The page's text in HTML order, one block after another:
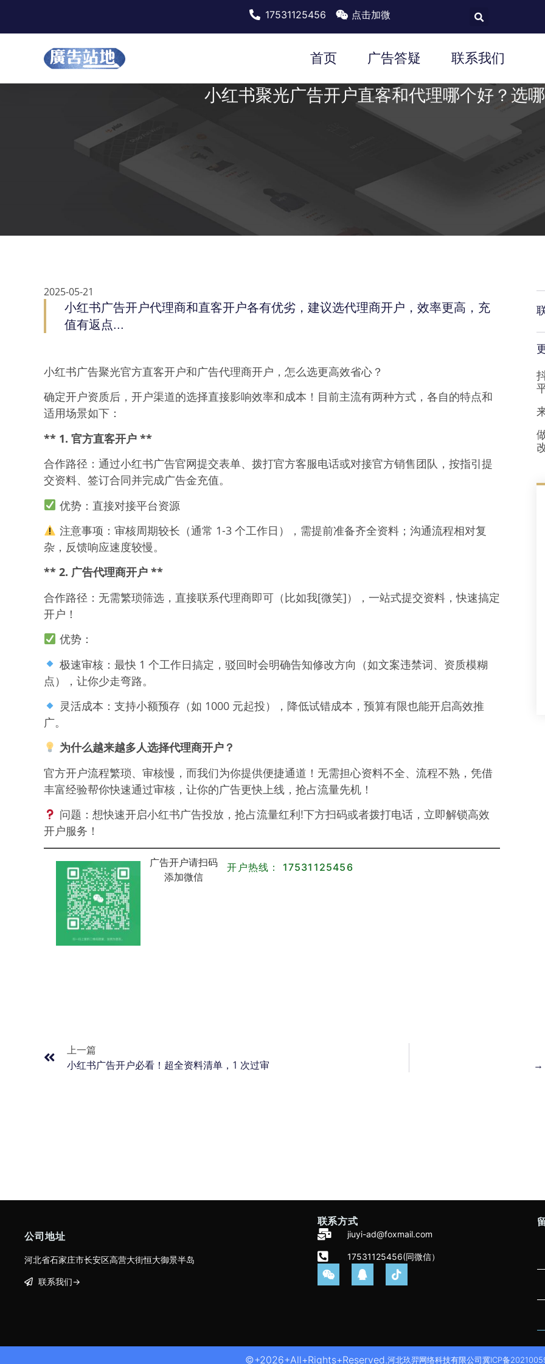
17531125456 点击加微
首页 广告答疑 联系我们
小红书聚光广告开户直客和代理哪个好？选
2025-05-21
小红书广告开户代理商和直客开户各有优劣，建议选代理商开户，效率更高，充
值有返点...
小红书广告聚光官方直客开户和广告代理商开户，怎么选更高效省心？
确定开户资质后，开户渠道的选择直接影响效率和成本！目前主流有两种方式，各自的特点和
适用场景如下：
** 1. 官方直客开户 **
合作路径：通过小红书广告官网提交表单、拨打官方客服电话或对接官方销售团队，按指引提
交资料、签订合同并完成广告金充值。
优势：直接对接平台资源
注意事项：审核周期较长（通常 1-3 个工作日），需提前准备齐全资料；沟通流程相对复
杂，反馈响应速度较慢。
** 2. 广告代理商开户 **
合作路径：无需繁琐筛选，直接联系代理商即可（比如我[微笑]），一站式提交资料，快速搞定
开户！
优势：
极速审核：最快 1 个工作日搞定，驳回时会明确告知修改方向（如文案违禁词、资质模糊
点），让你少走弯路。
灵活成本：支持小额预存（如 1000 元起投），降低试错成本，预算有限也能开启高效推
广。
为什么越来越多人选择代理商开户？
官方开户流程繁琐、审核慢，而我们为你提供便捷通道！无需担心资料不全、流程不熟，凭借
丰富经验帮你快速通过审核，让你的广告更快上线，抢占流量先机！
问题：想快速开启小红书广告投放，抢占流量红利!下方扫码或者拨打电话，立即解锁高效
开户服务！
广告开户请扫码
添加微信
开户热线： 17531125456
上一篇
小红书广告开户必看！超全资料清单，1 次过审 →
公司地址
河北省石家庄市长安区高营大街恒大御景半岛
联系我们→
联系方式
jiuyi-ad@foxmail.com
17531125456(同微信）
©+2026+All+Rights+Reserved.河北玖羿网络科技有限公司冀ICP备